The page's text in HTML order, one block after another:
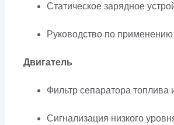
Статическое зарядное
Руководство по применению
Двигатель
Фильтр сепаратора топлива
Сигнализация низкого